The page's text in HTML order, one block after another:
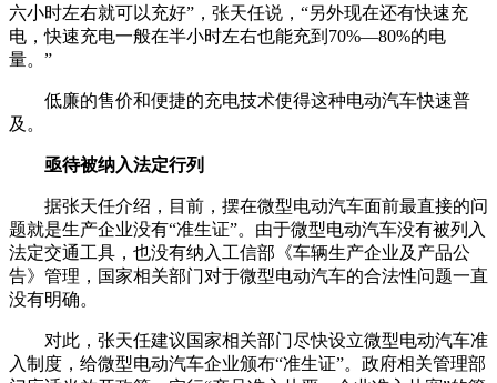
六小时左右就可以充好”，张天任说，“另外现在还有快速充
电，快速充电一般在半小时左右也能充到70%—80%的电
量。”
低廉的售价和便捷的充电技术使得这种电动汽车快速普
及。
亟待被纳入法定行列
据张天任介绍，目前，摆在微型电动汽车面前最直接的问
题就是生产企业没有“准生证”。由于微型电动汽车没有被列入
法定交通工具，也没有纳入工信部《车辆生产企业及产品公
告》管理，国家相关部门对于微型电动汽车的合法性问题一直
没有明确。
对此，张天任建议国家相关部门尽快设立微型电动汽车准
入制度，给微型电动汽车企业颁布“准生证”。政府相关管理部